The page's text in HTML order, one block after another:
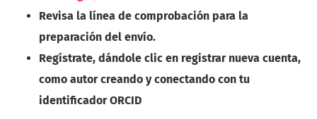
Revisa la línea de comprobación para la
preparación del envío.
Regístrate, dándole clic en registrar nueva cuenta,
como autor creando y conectando con tu
identificador ORCID